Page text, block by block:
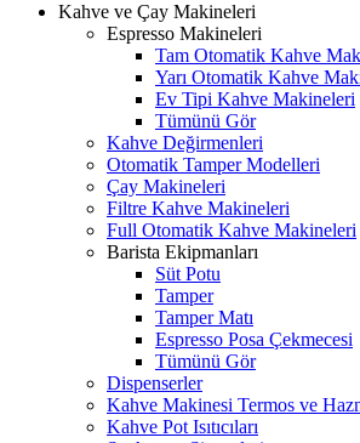
Kahve ve Çay Makineleri
Espresso Makineleri
Tam Otomatik Kahve
Yarı Otomatik Kahve
Ev Tipi Kahve Makineleri
Tümünü Gör
Kahve Değirmenleri
Otomatik Tamper Modelleri
Çay Makineleri
Filtre Kahve Makineleri
Full Otomatik Kahve Makineleri
Barista Ekipmanları
Süt Potu
Tamper
Tamper Matı
Espresso Posa Çekmecesi
Tümünü Gör
Dispenserler
Kahve Makinesi Termos ve
Kahve Pot Isıtıcıları